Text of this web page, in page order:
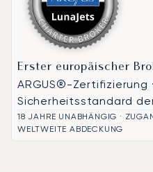
Erster europäischer
ARGUS®-Zertifizierung
Sicherheitsstandard
18 JAHRE UNABHÄNGIG ·
WELTWEITE ABDECKUNG